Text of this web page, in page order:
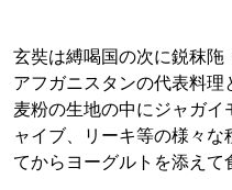
玄奘は縛喝国の次に鋭秣陁
アフガニスタンの代表料
麦粉の生地の中にジャガ
ャイブ、リーキ等の様々
てからヨーグルトを添えて